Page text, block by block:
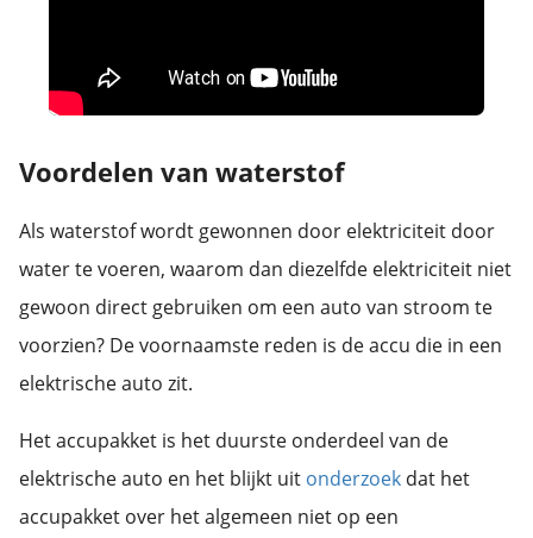
Voordelen van waterstof
Als waterstof wordt gewonnen door elektriciteit door
water te voeren, waarom dan diezelfde elektriciteit niet
gewoon direct gebruiken om een auto van stroom te
voorzien? De voornaamste reden is de accu die in een
elektrische auto zit.
Het accupakket is het duurste onderdeel van de
elektrische auto en het blijkt uit onderzoek dat het
accupakket over het algemeen niet op een